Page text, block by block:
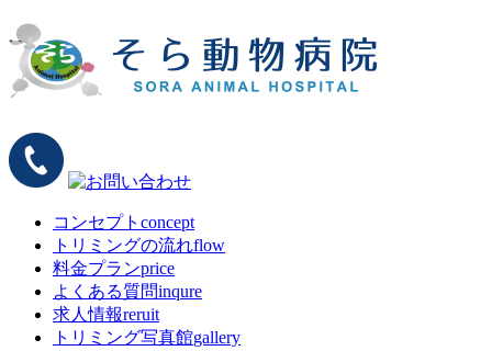
コンセプト concept
トリミングの流れflow
料金プランprice
よくある質問inqure
求人情報reruit
トリミング写真館gallery